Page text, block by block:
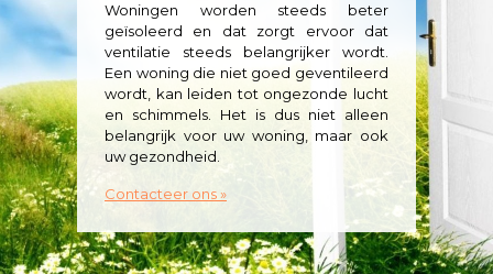
Woningen worden steeds beter
geïsoleerd en dat zorgt ervoor dat
ventilatie steeds belangrijker wordt.
Een woning die niet goed geventileerd
wordt, kan leiden tot ongezonde lucht
en schimmels. Het is dus niet alleen
belangrijk voor uw woning, maar ook
uw gezondheid.
Contacteer ons »